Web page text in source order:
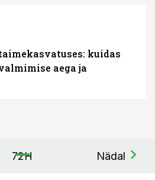
kuidas
aega ja
72H Nädal